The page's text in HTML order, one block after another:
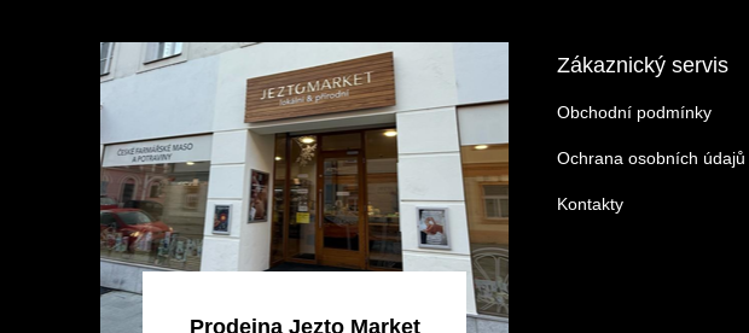
Prodejna Jezto Market
Zákaznický servis
Obchodní podmínky
Ochrana osobních údajů
Kontakty